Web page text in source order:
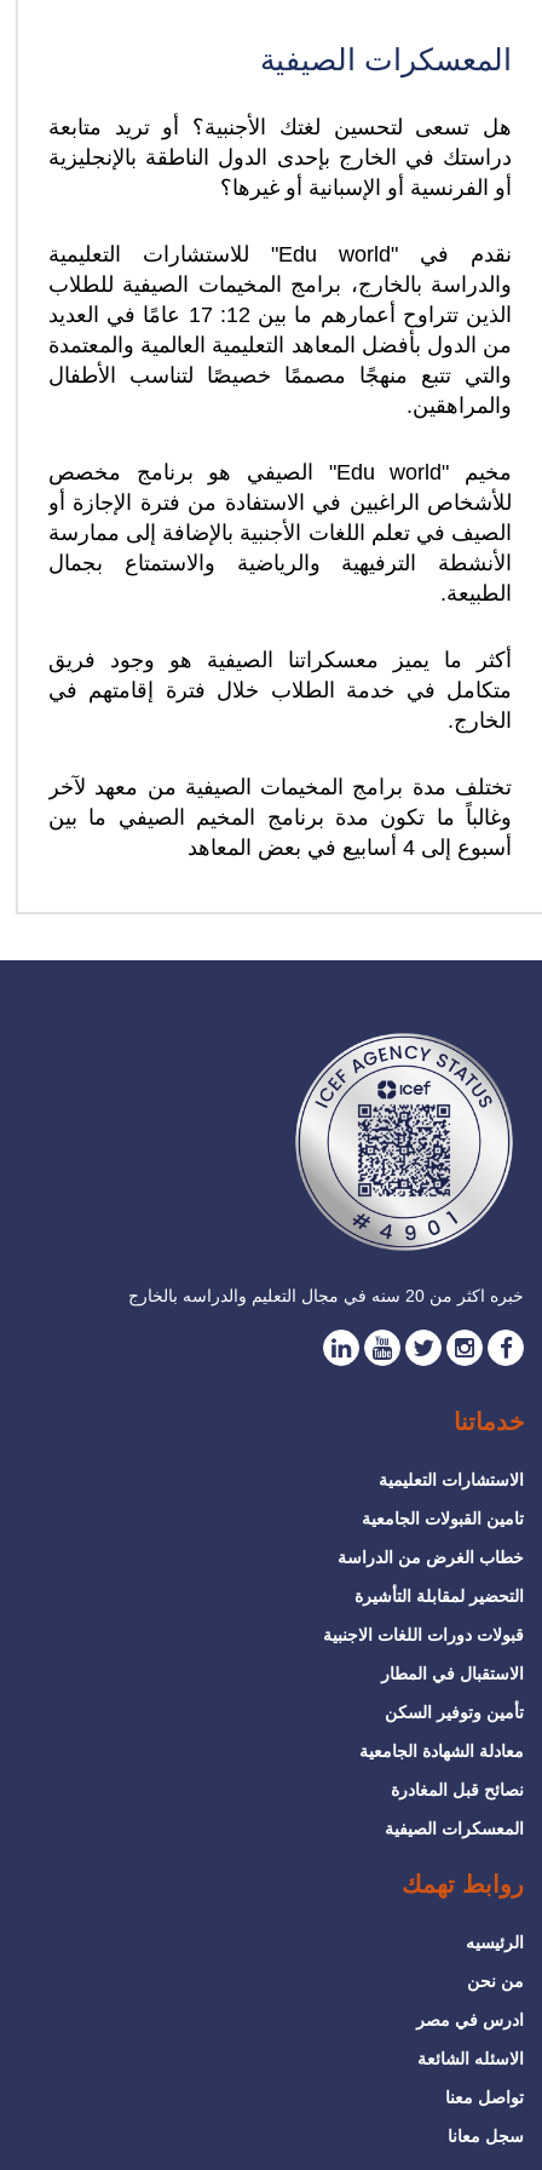
المعسكرات الصيفية
هل تسعى لتحسين لغتك الأجنبية؟ أو تريد متابعة
دراستك في الخارج بإحدى الدول الناطقة بالإنجليزية
أو الفرنسية أو الإسبانية أو غيرها؟
نقدم في "Edu world" للاستشارات التعليمية
والدراسة بالخارج، برامج المخيمات الصيفية للطلاب
الذين تتراوح أعمارهم ما بين 12: 17 عامًا في العديد
من الدول بأفضل المعاهد التعليمية العالمية والمعتمدة
والتي تتبع منهجًا مصممًا خصيصًا لتناسب الأطفال
والمراهقين.
مخيم "Edu world" الصيفي هو برنامج مخصص
للأشخاص الراغبين في الاستفادة من فترة الإجازة أو
الصيف في تعلم اللغات الأجنبية بالإضافة إلى ممارسة
الأنشطة الترفيهية والرياضية والاستمتاع بجمال
الطبيعة.
أكثر ما يميز معسكراتنا الصيفية هو وجود فريق
متكامل في خدمة الطلاب خلال فترة إقامتهم في
الخارج.
تختلف مدة برامج المخيمات الصيفية من معهد لآخر
وغالباً ما تكون مدة برنامج المخيم الصيفي ما بين
أسبوع إلى 4 أسابيع في بعض المعاهد
خبره اكثر من 20 سنه في مجال التعليم والدراسه بالخارج
خدماتنا
الاستشارات التعليمية
تامين القبولات الجامعية
خطاب الغرض من الدراسة
التحضير لمقابلة التأشيرة
قبولات دورات اللغات الاجنبية
الاستقبال في المطار
تأمين وتوفير السكن
معادلة الشهادة الجامعية
نصائح قبل المغادرة
المعسكرات الصيفية
روابط تهمك
الرئيسيه
من نحن
ادرس في مصر
الاسئله الشائعة
تواصل معنا
سجل معانا